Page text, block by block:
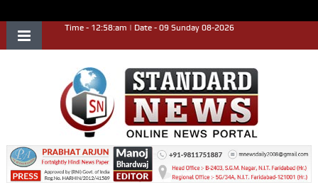
Time - 12:58:am | Date - 09 Sunday 08-2026